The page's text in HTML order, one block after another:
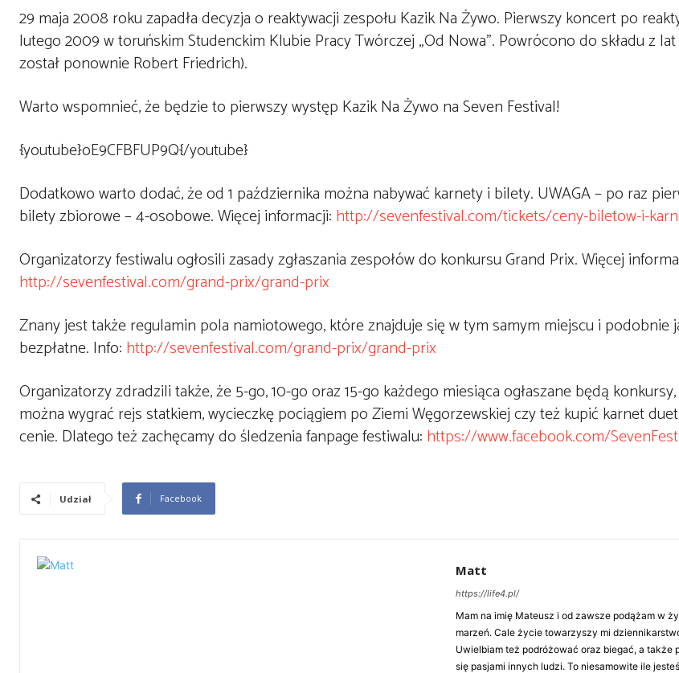
29 maja 2008 roku zapadła decyzja o reaktywacji zespołu Kazik Na Żywo. Pierwszy koncert po
lutego 2009 w toruńskim Studenckim Klubie Pracy Twórczej „Od Nowa”. Powrócono do składu z
został ponownie Robert Friedrich).
Warto wspomnieć, że będzie to pierwszy występ Kazik Na Żywo na Seven Festival!
{youtube}oE9CFBFUP9Q{/youtube}
Dodatkowo warto dodać, że od 1 października można nabywać karnety i bilety. UWAGA – po raz
bilety zbiorowe – 4-osobowe. Więcej informacji: http://sevenfestival.com/tickets/ceny-biletow-i-
Organizatorzy festiwalu ogłosili zasady zgłaszania zespołów do konkursu Grand Prix. Więcej
http://sevenfestival.com/grand-prix/grand-prix
Znany jest także regulamin pola namiotowego, które znajduje się w tym samym miejscu i podobnie
bezpłatne. Info: http://sevenfestival.com/grand-prix/grand-prix
Organizatorzy zdradzili także, że 5-go, 10-go oraz 15-go każdego miesiąca ogłaszane będą
można wygrać rejs statkiem, wycieczkę pociągiem po Ziemi Węgorzewskiej czy też kupić karnet
cenie. Dlatego też zachęcamy do śledzenia fanpage festiwalu: https://www.facebook.com/
Udział Facebook
Matt
https://life4.pl/
Mam na imię Mateusz i od zawsze podążam w
marzeń. Cale życie towarzyszy mi
Uwielbiam też podróżować oraz biegać, a także
się pasjami innych ludzi. To niesamowite ile